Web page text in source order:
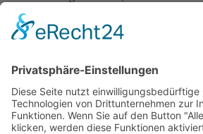
Lamborghini 2241R, #DLA24 39XX
NSU Quickly, #351XXX
Lamborghini DL20, #2743XXX
Lamborghini DL25, #04XX
Lamborghini 2R MEC, #21XXX
Lamborghini 3-Rad, 5CTL, #10XXX